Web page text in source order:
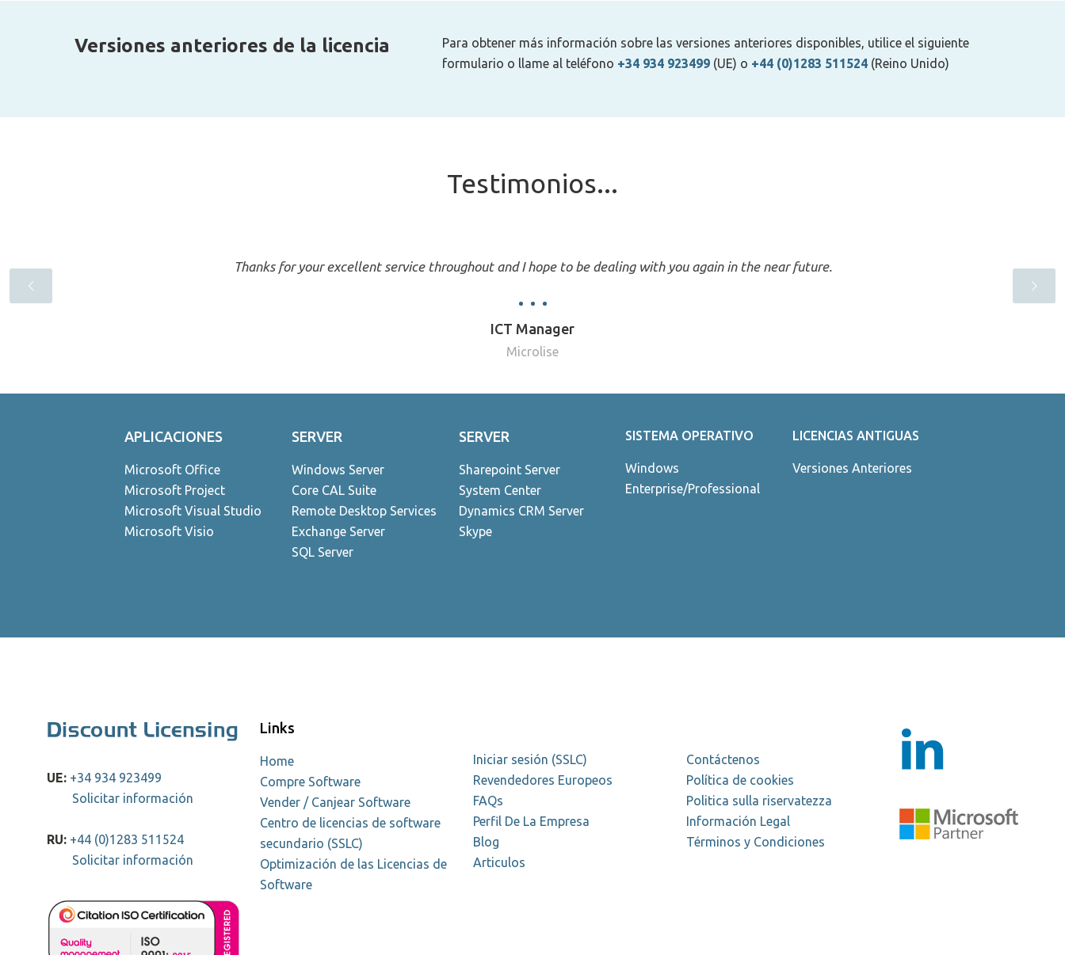
Versiones anteriores de la licencia
Para obtener más información sobre las versiones anteriores disponibles, utilice el siguiente
formulario o llame al teléfono +34 934 923499(UE) o +44 (0)1283 511524(Reino Unido)
Testimonios...
Thanks for your excellent service throughout and I hope to be dealing with you again in the near future.
ICT Manager
Microlise
APLICACIONES
Microsoft Office
Microsoft Project
Microsoft Visual Studio
Microsoft Visio
SERVER
Windows Server
Core CAL Suite
Remote Desktop Services
Exchange Server
SQL Server
SERVER
Sharepoint Server
System Center
Dynamics CRM Server
Skype
SISTEMA OPERATIVO
Windows
Enterprise/Professional
LICENCIAS ANTIGUAS
Versiones Anteriores
UE: +34 934 923499
Solicitar información
RU: +44 (0)1283 511524
Solicitar información
Links
Home
Compre Software
Vender / Canjear Software
Centro de licencias de software
secundario (SSLC)
Optimización de las Licencias de
Software
Iniciar sesión (SSLC)
Revendedores Europeos
FAQs
Perfil De La Empresa
Blog
Articulos
Contáctenos
Política de cookies
Politica sulla riservatezza
Información Legal
Términos y Condiciones